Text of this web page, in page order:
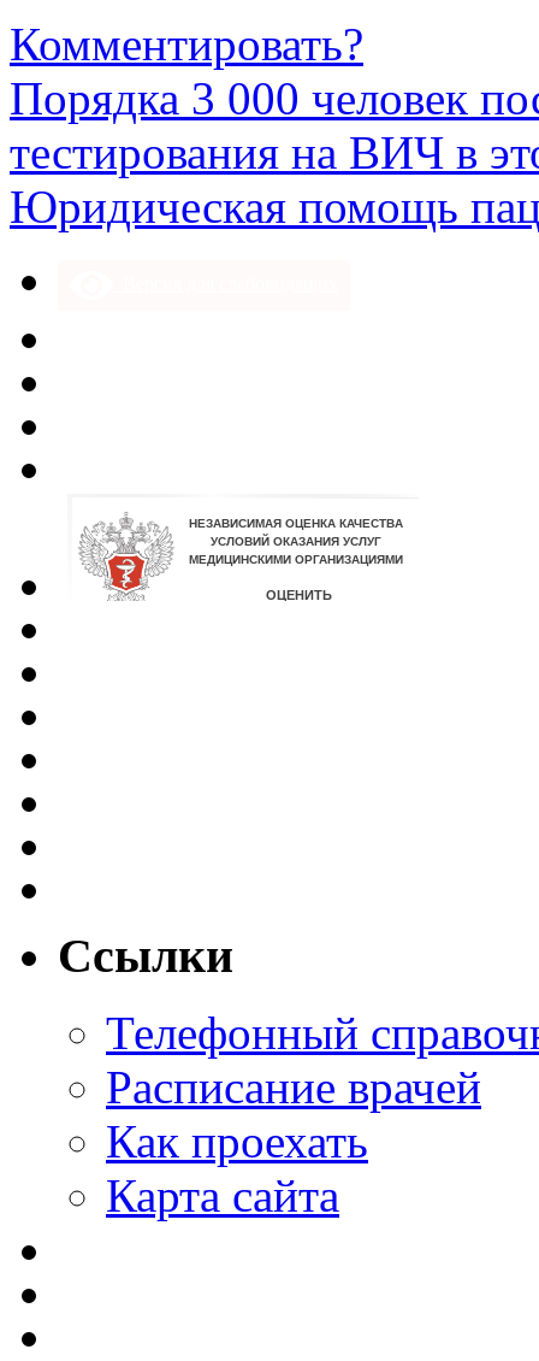
Комментировать?
Порядка 3 000 человек
тестирования на ВИЧ в
Юридическая помощь
Ссылки
Телефонный
Расписание врачей
Как проехать
Карта сайта